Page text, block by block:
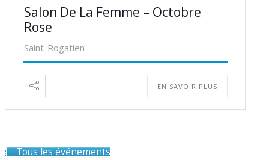
Salon De La Femme – Octobre
Rose
Saint-Rogatien
EN SAVOIR PLUS
Tous les événements